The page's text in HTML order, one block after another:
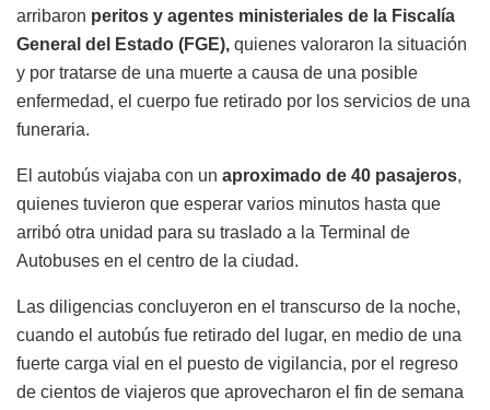
arribaron peritos y agentes ministeriales de la Fiscalía
General del Estado (FGE), quienes valoraron la situación
y por tratarse de una muerte a causa de una posible
enfermedad, el cuerpo fue retirado por los servicios de una
funeraria.
El autobús viajaba con un aproximado de 40 pasajeros,
quienes tuvieron que esperar varios minutos hasta que
arribó otra unidad para su traslado a la Terminal de
Autobuses en el centro de la ciudad.
Las diligencias concluyeron en el transcurso de la noche,
cuando el autobús fue retirado del lugar, en medio de una
fuerte carga vial en el puesto de vigilancia, por el regreso
de cientos de viajeros que aprovecharon el fin de semana